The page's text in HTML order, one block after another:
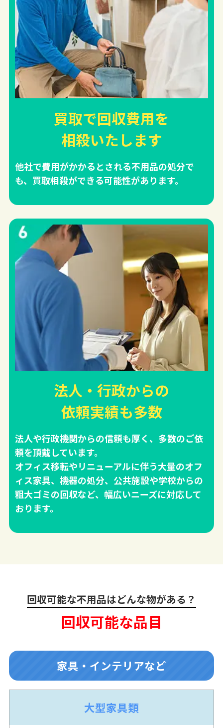
買取で回収費用を
相殺いたします
他社で費用がかかるとされる不用品の処分で
も、買取相殺ができる可能性があります。
法人・行政からの
依頼実績も多数
法人や行政機関からの信頼も厚く、多数のご依
頼を頂戴しています。
オフィス移転やリニューアルに伴う大量のオフ
ィス家具、機器の処分、公共施設や学校からの
粗大ゴミの回収など、幅広いニーズに対応して
おります。
回収可能な不用品はどんな物がある？
回収可能な品目
家具・インテリアなど
大型家具類